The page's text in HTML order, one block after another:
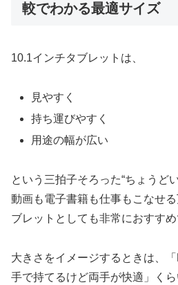
較でわかる最適サイズ
10.1インチタブレットは、
見やすく
持ち運びやすく
用途の幅が広い
という三拍子そろった“ちょうど
動画も電子書籍も仕事もこなせ
ブレットとしても非常におすすめ
大きさをイメージするときは、
手で持てるけど両手が快適」く